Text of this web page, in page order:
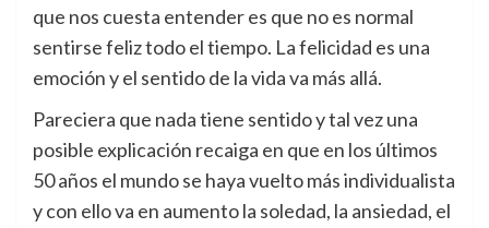
que nos cuesta entender es que no es normal
sentirse feliz todo el tiempo. La felicidad es una
emoción y el sentido de la vida va más allá.
Pareciera que nada tiene sentido y tal vez una
posible explicación recaiga en que en los últimos
50 años el mundo se haya vuelto más individualista
y con ello va en aumento la soledad, la ansiedad, el